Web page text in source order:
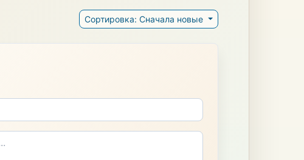
Сортировка: Сначала новые